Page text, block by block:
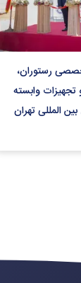
رستوران،
وابسته
المللی تهران